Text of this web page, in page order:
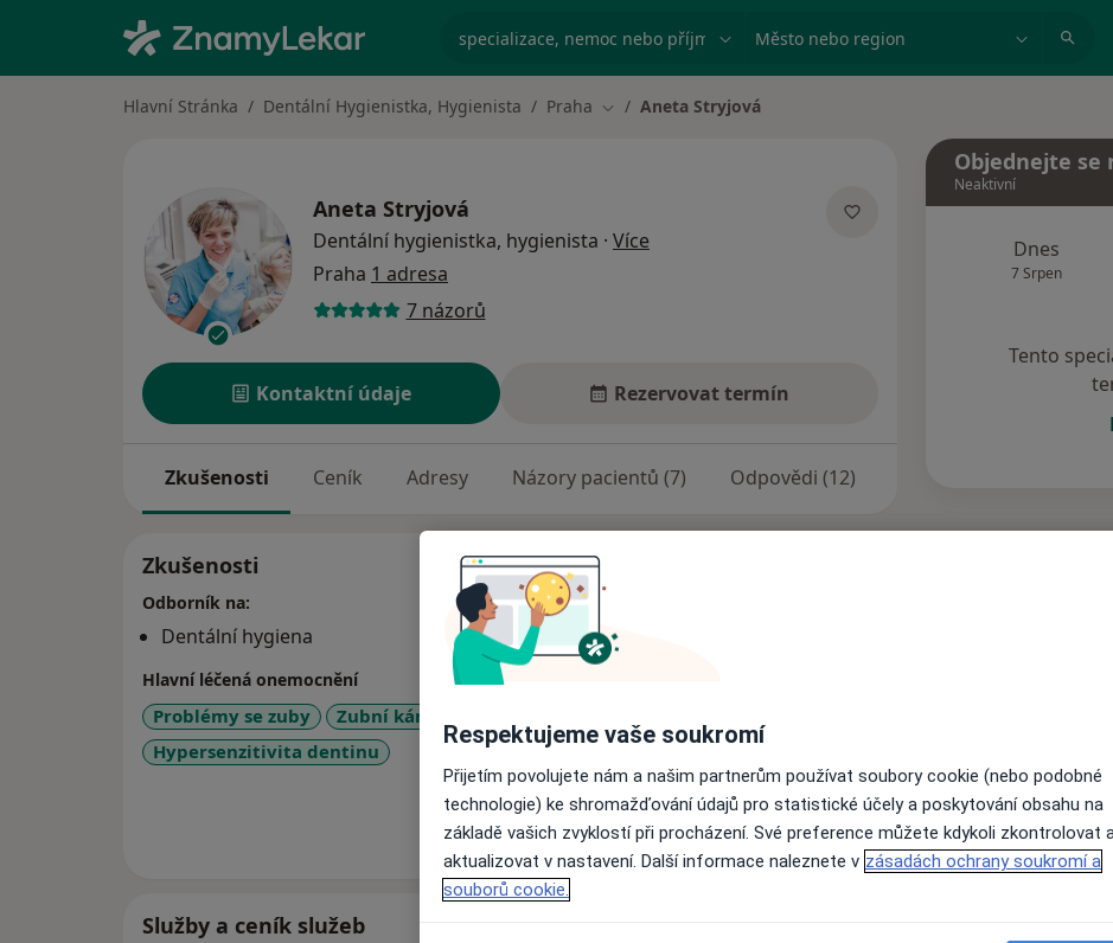
specializace, nemoc nebo příjmení Město nebo region
Hlavní Stránka Dentální Hygienistka, Hygienista Praha Změna města
Aneta Stryjová
Aneta Stryjová
Dentální hygienistka, hygienista · Více
Praha 1 adresa
7 názorů
Kontaktní údaje Rezervovat termín
Zkušenosti Ceník Adresy Názory pacientů (7) Odpovědi (12)
Zkušenosti
Odborník na:
Dentální hygiena
Hlavní léčená onemocnění
Problémy se zuby Zubní kámen
Hypersenzitivita dentinu
Víceo zkušenostech
Služby a ceník služeb
Objednejte se
Neaktivní
Dnes
7 Srpen
Tento
Respektujeme vaše soukromí
Přijetím povolujete nám a našim partnerům používat soubory cookie (nebo podobné
technologie) ke shromažďování údajů pro statistické účely a poskytování obsahu na
základě vašich zvyklostí při procházení. Své preference můžete kdykoli zkontrolovat
aktualizovat v nastavení. Další informace naleznete v zásadách ochrany soukromí a
souborů cookie.